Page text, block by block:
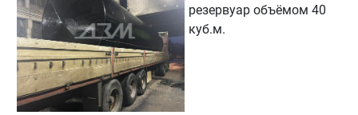
резервуар объёмом 40
куб.м.